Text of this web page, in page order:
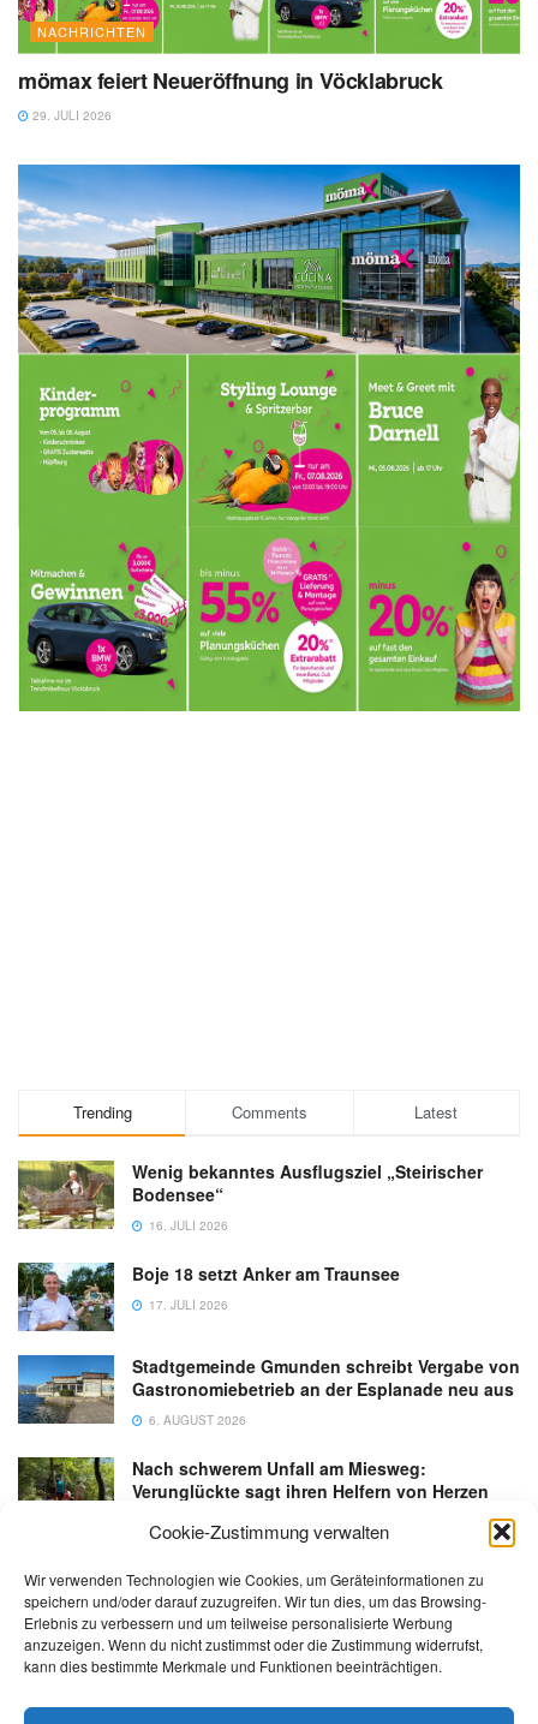
Cookie-Zustimmung verwalten
Wir verwenden Technologien wie Cookies, um Geräteinformationen zu
speichern und/oder darauf zuzugreifen. Wir tun dies, um das Browsing-
Erlebnis zu verbessern und um teilweise personalisierte Werbung
anzuzeigen. Wenn du nicht zustimmst oder die Zustimmung widerrufst,
kann dies bestimmte Merkmale und Funktionen beeinträchtigen.
NACHRICHTEN
mömax feiert Neueröffnung in Vöcklabruck
29. JULI 2026
Trending Comments Latest
Wenig bekanntes Ausflugsziel „Steirischer
Bodensee“
16. JULI 2026
Boje 18 setzt Anker am Traunsee
17. JULI 2026
Stadtgemeinde Gmunden schreibt Vergabe von
Gastronomiebetrieb an der Esplanade neu aus
6. AUGUST 2026
Nach schwerem Unfall am Miesweg:
Verunglückte sagt ihren Helfern von Herzen
3. AUGUST 2026